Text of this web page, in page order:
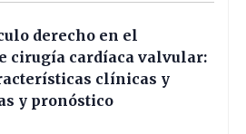
derecho en el
cirugía cardíaca valvular:
clínicas y
y pronóstico